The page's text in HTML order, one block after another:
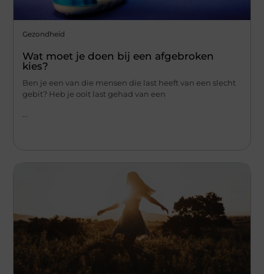
Gezondheid
Wat moet je doen bij een afgebroken
kies?
Ben je een van die mensen die last heeft van een slecht
gebit? Heb je ooit last gehad van een